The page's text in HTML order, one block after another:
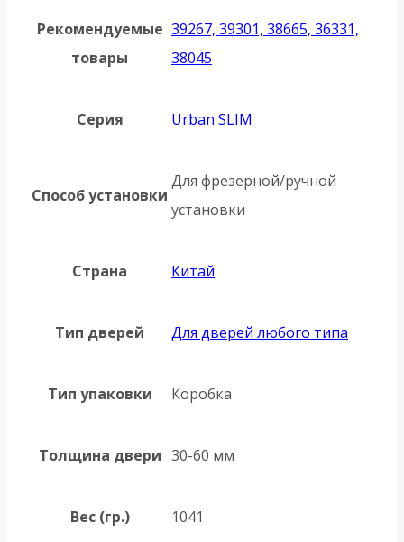
Рекомендуемые
товары
39267, 39301, 38665, 36331,
38045
Серия Urban SLIM
Способ установки
Для фрезерной/ручной
установки
Страна Китай
Тип дверей Для дверей любого типа
Тип упаковки Коробка
Толщина двери 30-60 мм
Вес (гр.) 1041